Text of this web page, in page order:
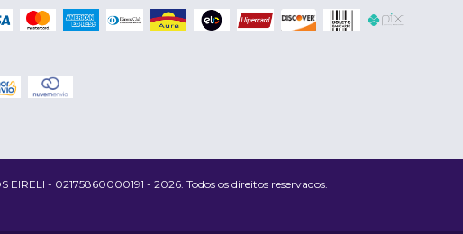
- 02175860000191 - 2026. Todos os direitos reservados.